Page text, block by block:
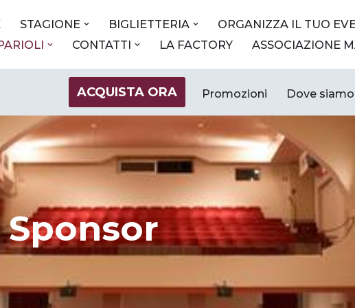
STAGIONE BIGLIETTERIA ORGANIZZA IL TUO
CONTATTI LA FACTORY ASSOCIAZIONE
ACQUISTA ORA Promozioni Dove siamo
Sponsor